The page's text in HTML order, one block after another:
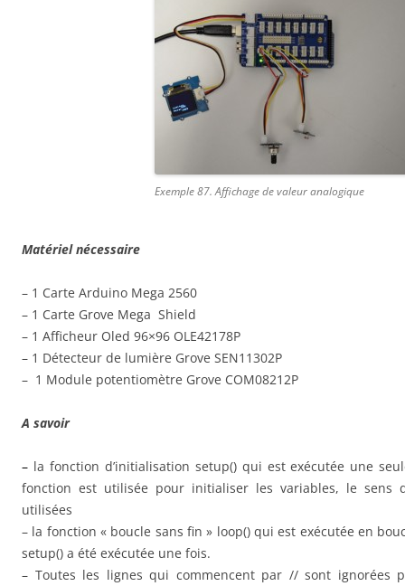
Exemple 87. Affichage de valeur analogique
Matériel nécessaire
– 1 Carte Arduino Mega 2560
– 1 Carte Grove Mega Shield
– 1 Afficheur Oled 96×96 OLE42178P
– 1 Détecteur de lumière Grove SEN11302P
– 1 Module potentiomètre Grove COM08212P
A savoir
– la fonction d’initialisation setup() qui est exécutée une
fonction est utilisée pour initialiser les variables, le sens
utilisées
– la fonction « boucle sans fin » loop() qui est exécutée en
setup() a été exécutée une fois.
– Toutes les lignes qui commencent par // sont ignorées